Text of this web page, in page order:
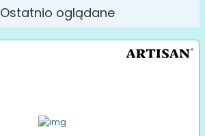
Ostatnio oglądane